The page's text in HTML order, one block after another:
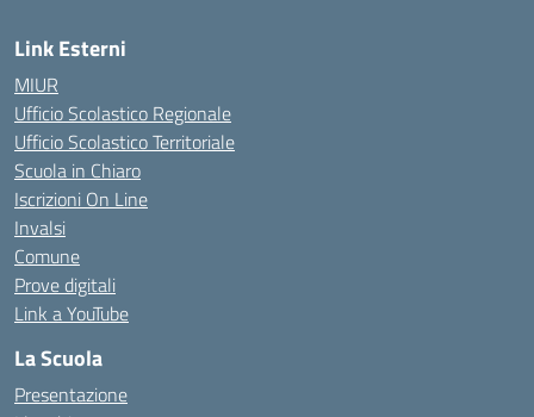
Link Esterni
MIUR
Ufficio Scolastico Regionale
Ufficio Scolastico Territoriale
Scuola in Chiaro
Iscrizioni On Line
Invalsi
Comune
Prove digitali
Link a YouTube
La Scuola
Presentazione